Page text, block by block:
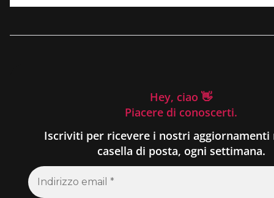
Hey, ciao 👋
Piacere di conoscerti.
Iscriviti per ricevere i nostri aggiornamenti
casella di posta, ogni settimana.